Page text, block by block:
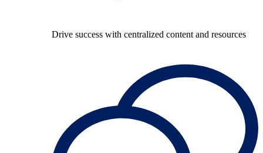
Drive success with centralized content and resources